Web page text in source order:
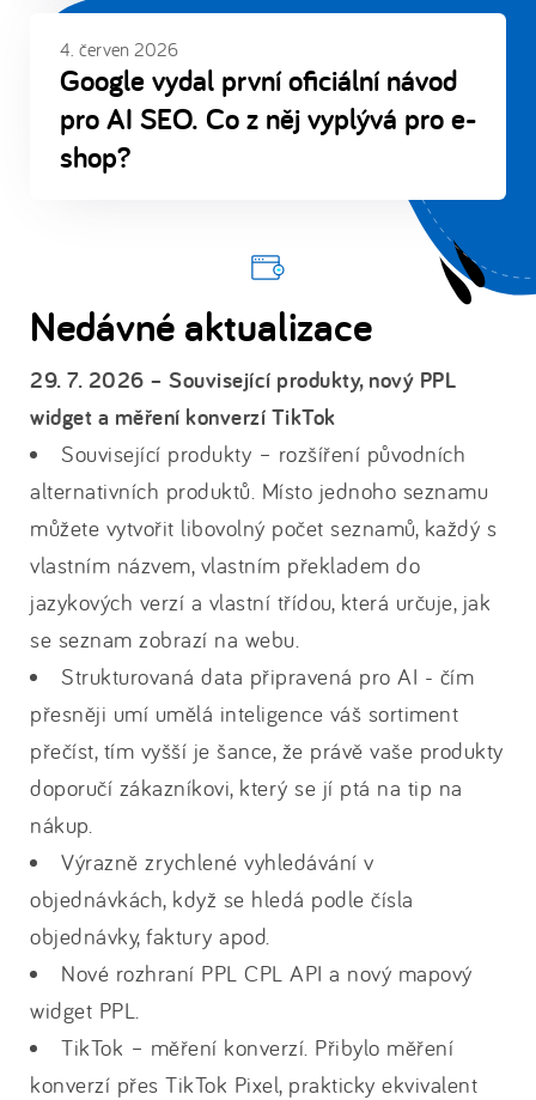
Google vydal první oficiální návod
pro AI SEO. Co z něj vyplývá pro e-
shop?
4. červen 2026
Nedávné aktualizace
29. 7. 2026 – Související produkty, nový PPL
widget a měření konverzí TikTok
Související produkty – rozšíření původních
alternativních produktů. Místo jednoho seznamu
můžete vytvořit libovolný počet seznamů, každý s
vlastním názvem, vlastním překladem do
jazykových verzí a vlastní třídou, která určuje, jak
se seznam zobrazí na webu.
Strukturovaná data připravená pro AI - čím
přesněji umí umělá inteligence váš sortiment
přečíst, tím vyšší je šance, že právě vaše produkty
doporučí zákazníkovi, který se jí ptá na tip na
nákup.
Výrazně zrychlené vyhledávání v
objednávkách, když se hledá podle čísla
objednávky, faktury apod.
Nové rozhraní PPL CPL API a nový mapový
widget PPL.
TikTok – měření konverzí. Přibylo měření
konverzí přes TikTok Pixel, prakticky ekvivalent